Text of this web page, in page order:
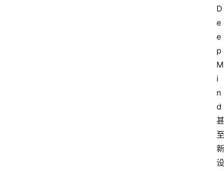
D
e
e
p
M
i
n
d
甚
至
新
设